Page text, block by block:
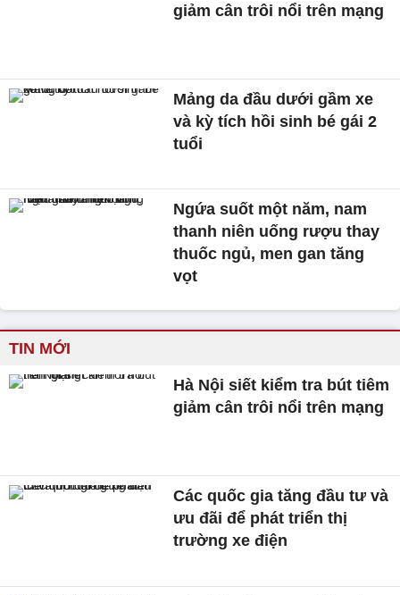
giảm cân trôi nổi trên mạng
Mảng da đầu dưới gầm xe
và kỳ tích hồi sinh bé gái 2
tuổi
Ngứa suốt một năm, nam
thanh niên uống rượu thay
thuốc ngủ, men gan tăng
vọt
TIN MỚI
Hà Nội siết kiểm tra bút tiêm
giảm cân trôi nổi trên mạng
Các quốc gia tăng đầu tư và
ưu đãi để phát triển thị
trường xe điện